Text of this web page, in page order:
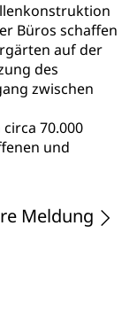
Büros schaffen
auf der
des
zwischen
70.000
und
Meldung